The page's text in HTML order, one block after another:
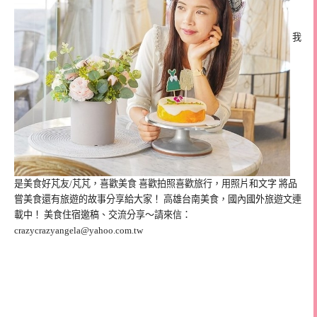
我
是美食好芃友/芃芃，喜歡美食 喜歡拍照喜歡旅行，用照片和文字 將品
嘗美食還有旅遊的故事分享給大家！ 高雄台南美食，國內國外旅遊文連
載中！ 美食住宿邀稿、交流分享～請來信：
crazycrazyangela@yahoo.com.tw